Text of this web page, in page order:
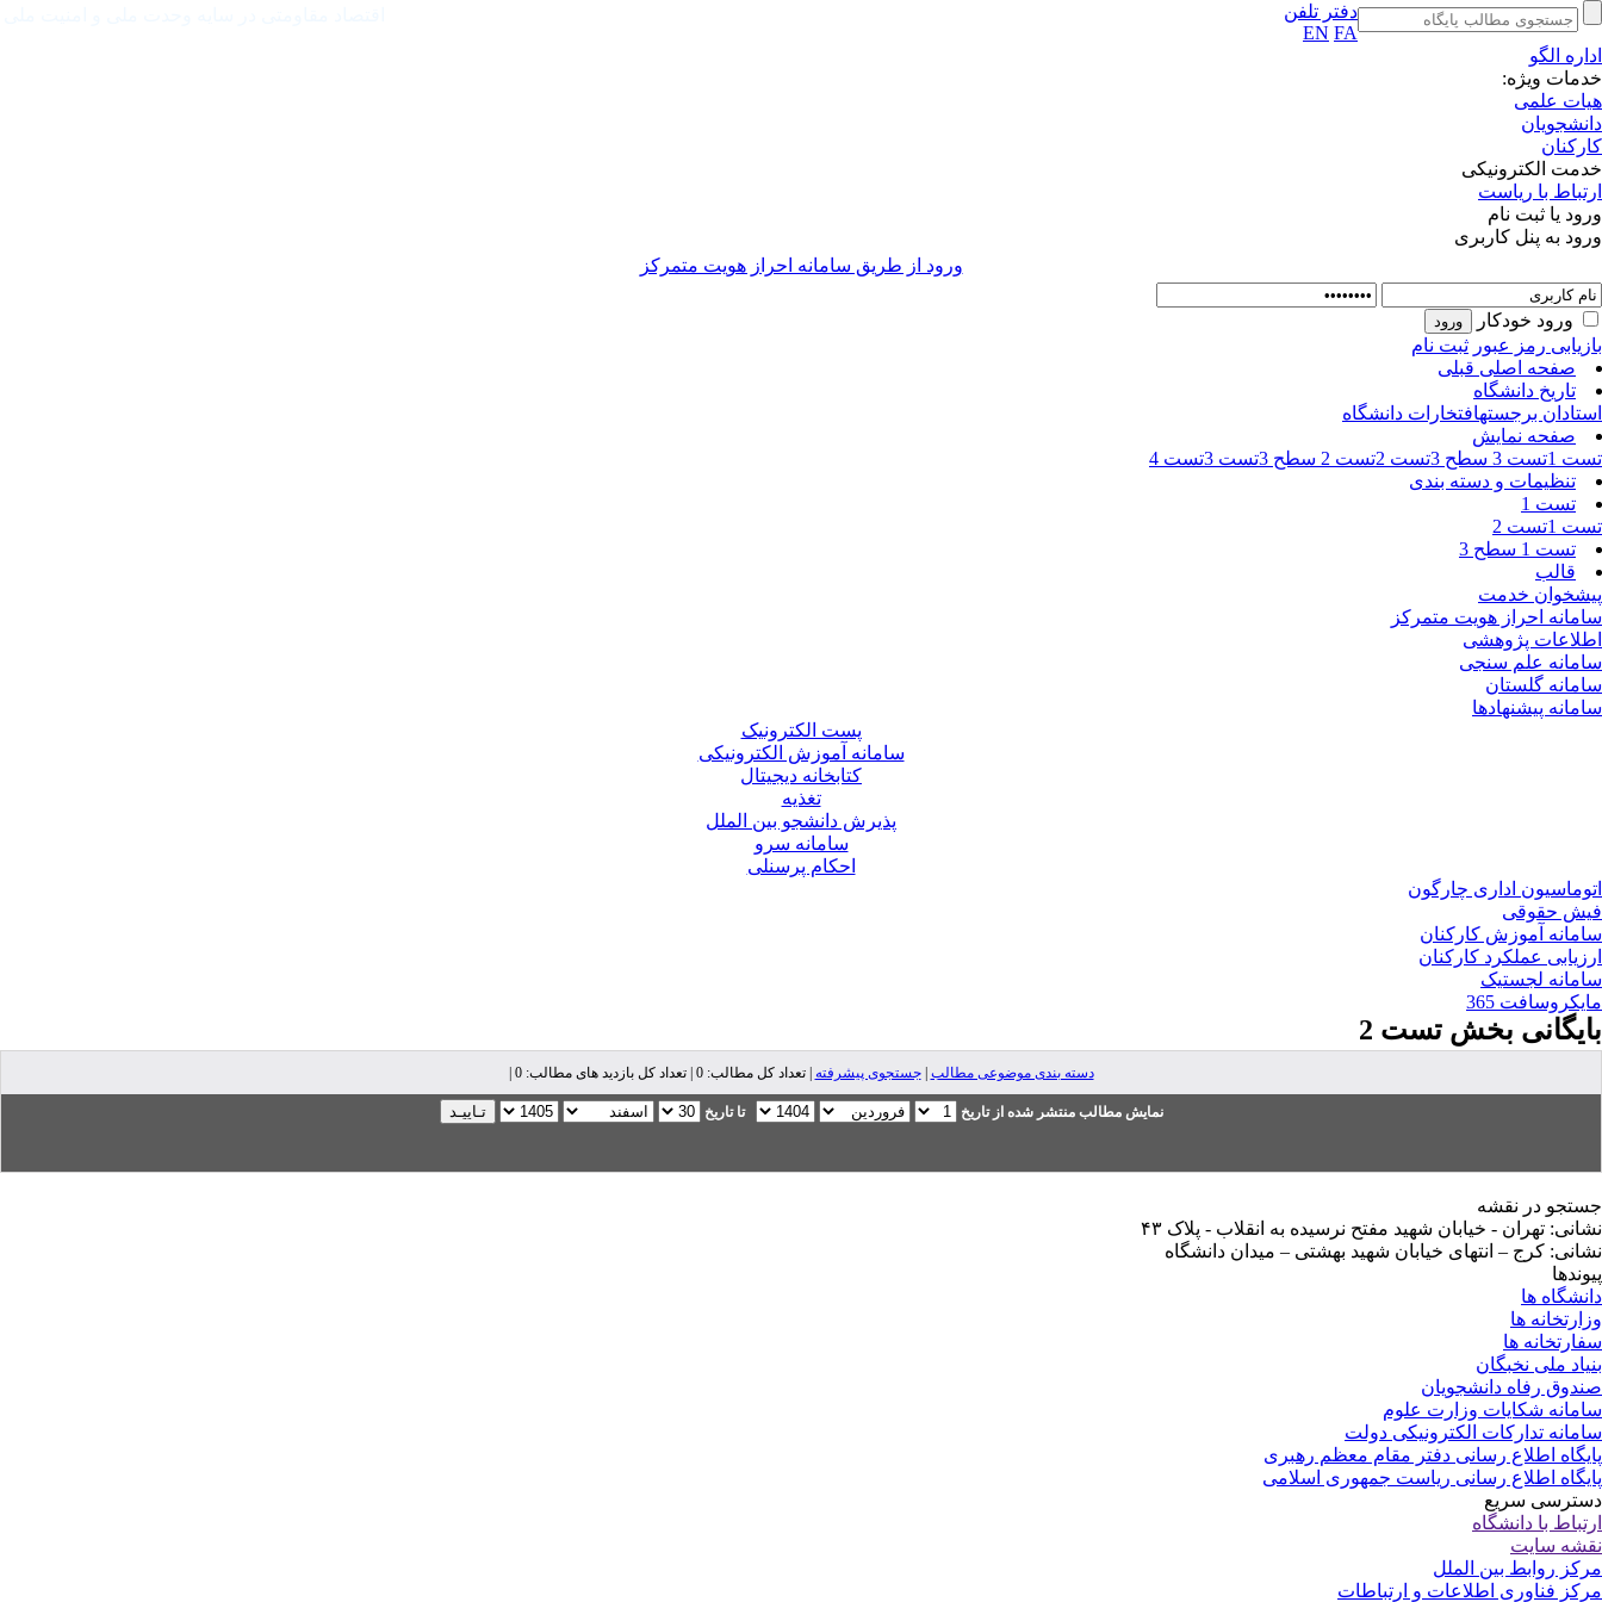
دفتر تلفن
EN FA
اداره الگو
خدمات ویژه:
هیات علمی
دانشجویان
کارکنان
خدمت الکترونیکی
ارتباط با ریاست
ورود یا ثبت نام
ورود به پنل کاربری
ورود از طريق سامانه احراز هويت متمركز
ورود خودکار
بازیابی رمز عبور ثبت نام
صفحه اصلی قبلی
تاریخ دانشگاه
استادان برجستهافتخارات دانشگاه
صفحه نمایش
تست 1
تست 3 سطح 3 تست 2 تست 2 سطح 3 تست 3
تست 4
تنظیمات و دسته بندی
تست 1
تست 1
تست 2
تست 1 سطح 3
قالب
پیشخوان خدمت
سامانه احراز هویت متمرکز
اطلاعات پژوهشی
سامانه علم سنجی
سامانه گلستان
سامانه پیشنهادها
پست الکترونیک
سامانه آموزش الکترونیکی
کتابخانه دیجیتال
تغذیه
پذیرش دانشجو بین الملل
سامانه سرو
احکام پرسنلی
اتوماسیون اداری چارگون
فیش حقوقی
سامانه آموزش کارکنان
ارزیابی عملکرد کارکنان
سامانه لجستیک
مایکروسافت 365
بایگانی بخش تست 2
دسته بندی موضوعی مطالب |جستجوی پیشرفته | تعداد کل مطالب: 0 | تعداد کل بازدید های مطالب: 0 |
نمایش مطالب منتشر شده از تاریخ تا تاریخ
جستجو در نقشه
نشانی: تهران - خیابان شهید مفتح نرسیده به انقلاب - پلاک ۴۳
نشانی: کرج – انتهای خیابان شهید بهشتی – میدان دانشگاه
پیوندها
دانشگاه ها
وزارتخانه ها
سفارتخانه ها
بنیاد ملی نخبگان
صندوق رفاه دانشجویان
سامانه شکایات وزارت علوم
سامانه تدارکات الکترونیکی دولت
پایگاه اطلاع رسانی دفتر مقام معظم رهبری
پایگاه اطلاع رسانی ریاست جمهوری اسلامی
دسترسی سریع
ارتباط با دانشگاه
نقشه سایت
مرکز روابط بین الملل
مرکز فناوری اطلاعات و ارتباطات